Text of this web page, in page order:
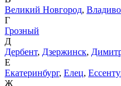
Великий Новгород,
Г
Грозный
Д
Дербент, Дзержинск,
Е
Екатеринбург, Елец,
Ж